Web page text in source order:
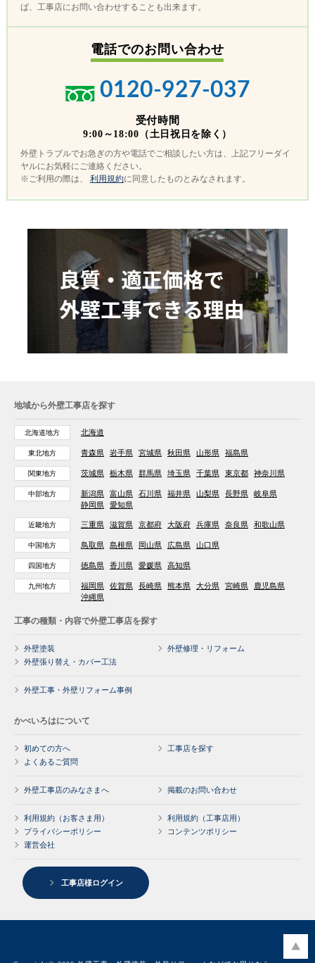
ば、工事店にお問い合わせすることも出来ます。
電話でのお問い合わせ
0120-927-037
受付時間
9:00～18:00（土日祝日を除く）
外壁トラブルでお急ぎの方や電話でご相談したい方は、上記フリーダイ
ヤルにお気軽にご連絡ください。
※ご利用の際は、 利用規約に同意したものとみなされます。
地域から外壁工事店を探す
北海道地方 北海道
東北地方 青森県 岩手県 宮城県 秋田県 山形県 福島県
関東地方 茨城県 栃木県 群馬県 埼玉県 千葉県 東京都 神奈川県
中部地方 新潟県 富山県 石川県 福井県 山梨県 長野県
岐阜県
静岡県
愛知県
近畿地方 三重県 滋賀県 京都府 大阪府 兵庫県 奈良県 和歌山県
中国地方 鳥取県 島根県 岡山県 広島県 山口県
四国地方 徳島県 香川県 愛媛県 高知県
九州地方 福岡県 佐賀県 長崎県 熊本県 大分県 宮崎県
鹿児島県
沖縄県
工事の種類・内容で外壁工事店を探す
外壁塗装
外壁修理・リフォーム
外壁張り替え・カバー工法
外壁工事・外壁リフォーム事例
かべいろはについて
初めての方へ
工事店を探す
よくあるご質問
外壁工事店のみなさまへ 掲載のお問い合わせ
利用規約（お客さま用）
利用規約（工事店用）
プライバシーポリシー
コンテンツポリシー
運営会社
工事店様ログイン